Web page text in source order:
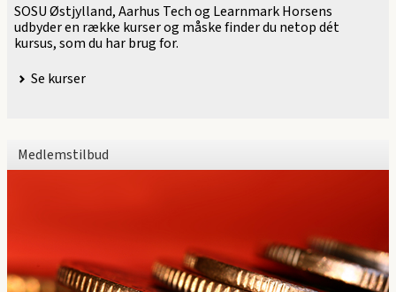
SOSU Østjylland, Aarhus Tech og Learnmark Horsens
udbyder en række kurser og måske finder du netop dét
kursus, som du har brug for.
Se kurser
Medlemstilbud